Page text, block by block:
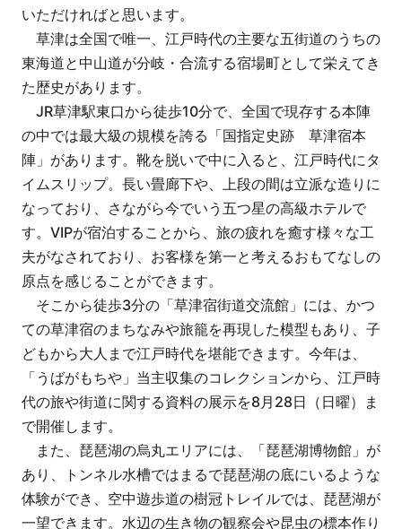
いただければと思います。
草津は全国で唯一、江戸時代の主要な五街道のうちの
東海道と中山道が分岐・合流する宿場町として栄えてき
た歴史があります。
JR草津駅東口から徒歩10分で、全国で現存する本陣
の中では最大級の規模を誇る「国指定史跡 草津宿本
陣」があります。靴を脱いで中に入ると、江戸時代にタ
イムスリップ。長い畳廊下や、上段の間は立派な造りに
なっており、さながら今でいう五つ星の高級ホテルで
す。VIPが宿泊することから、旅の疲れを癒す様々な工
夫がなされており、お客様を第一と考えるおもてなしの
原点を感じることができます。
そこから徒歩3分の「草津宿街道交流館」には、かつ
ての草津宿のまちなみや旅籠を再現した模型もあり、子
どもから大人まで江戸時代を堪能できます。今年は、
「うばがもちや」当主収集のコレクションから、江戸時
代の旅や街道に関する資料の展示を8月28日（日曜）ま
で開催します。
また、琵琶湖の烏丸エリアには、「琵琶湖博物館」が
あり、トンネル水槽ではまるで琵琶湖の底にいるような
体験ができ、空中遊歩道の樹冠トレイルでは、琵琶湖が
一望できます。水辺の生き物の観察会や昆虫の標本作り